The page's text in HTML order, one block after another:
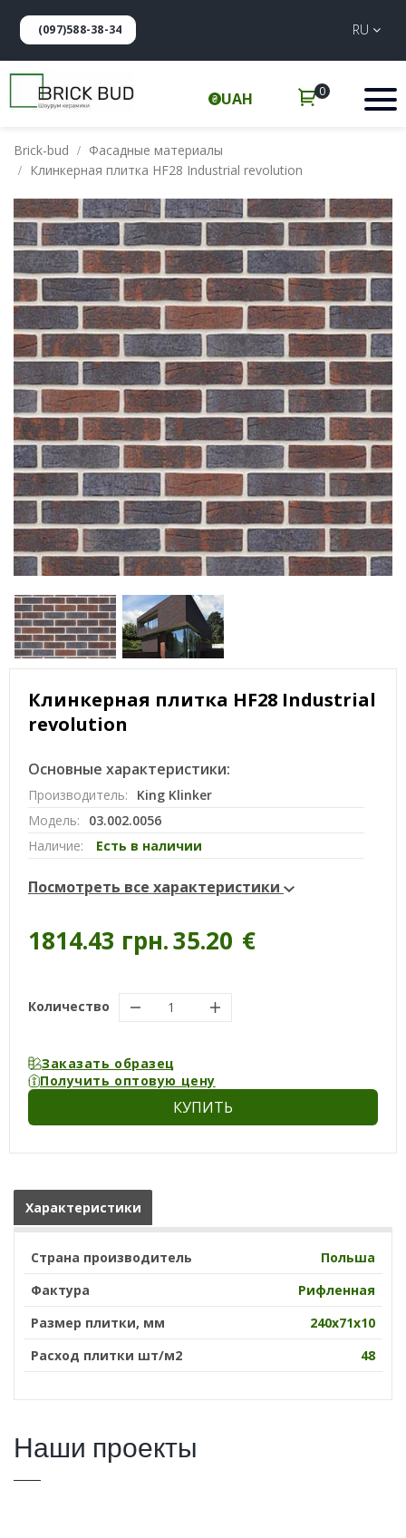
(097)588-38-34 RU
UAH 0
Brick-bud
Фасадные материалы
Клинкерная плитка HF28 Industrial revolution
Клинкерная плитка HF28 Industrial
revolution
Основные характеристики:
Производитель:
King Klinker
Модель:
03.002.0056
Наличие:
Есть в наличии
Посмотреть все характеристики
1814.43 грн.35.20 €
Количество
Заказать образец
Получить оптовую цену
КУПИТЬ
Характеристики
Страна производитель
Польша
Фактура
Рифленная
Размер плитки, мм
240х71х10
Расход плитки шт/м2
48
Наши проекты